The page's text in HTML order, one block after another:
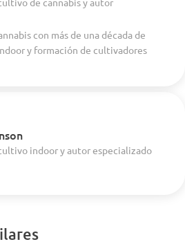
con más de una década de
y formación de cultivadores
indoor y autor especializado